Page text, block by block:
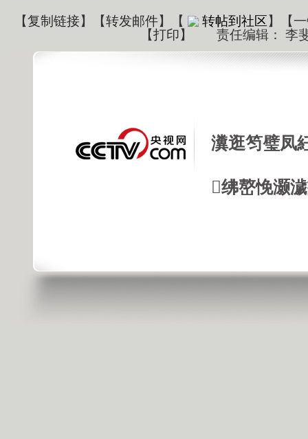
【复制链接】【转发邮件】 【 转帖到社区】【
【打印】 责任编辑： 李
瀵逛笉璧凤
绋嶅悗灏